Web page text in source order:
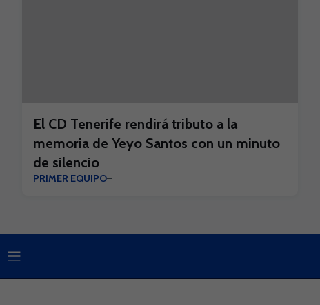
El CD Tenerife rendirá tributo a la
memoria de Yeyo Santos con un minuto
de silencio
PRIMER EQUIPO